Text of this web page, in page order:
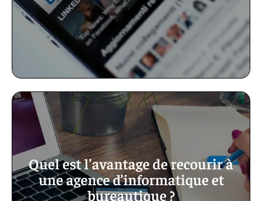
Quel est l’avantage de recourir à
une agence d’informatique et
bureautique ?